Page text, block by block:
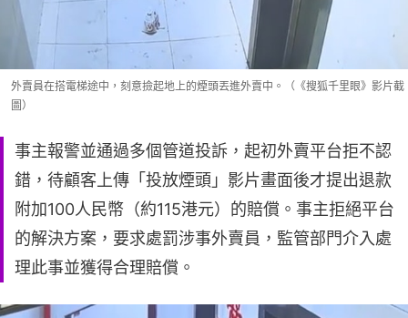
外賣員在搭電梯途中，刻意撿起地上的煙頭丟進外賣中。（《搜狐千里眼》影片截
圖）
事主報警並通過多個管道投訴，起初外賣平台拒不認
錯，待顧客上傳「投放煙頭」影片畫面後才提出退款
附加100人民幣（約115港元）的賠償。事主拒絕平台
的解決方案，要求處罰涉事外賣員，監管部門介入處
理此事並獲得合理賠償。